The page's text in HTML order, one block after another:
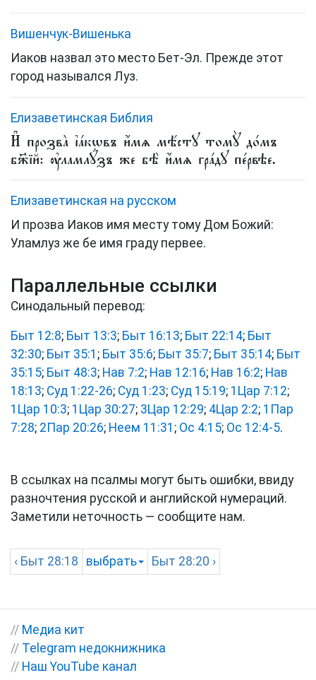
Вишенчук-Вишенька
Иаков назвал это место Бет-Эл. Прежде этот
город назывался Луз.
Елизаветинская Библия
И҆ прозва̀ і҆а́кѡвъ и҆́мѧ мѣ́стꙋ томꙋ̀ до́мъ
бж҃їй: ᲂу҆ламлꙋ́зъ же бѣ̀ и҆́мѧ гра́дꙋ пе́рвѣе.
Елизаветинская на русском
И прозва Иаков имя месту тому Дом Божий:
Уламлуз же бе имя граду первее.
Параллельные ссылки
Синодальный перевод:
Быт 12:8; Быт 13:3; Быт 16:13; Быт 22:14; Быт
32:30; Быт 35:1 ; Быт 35:6; Быт 35:7; Быт 35:14; Быт
35:15; Быт 48:3; Нав 7:2; Нав 12:16; Нав 16:2; Нав
18:13; Суд 1:22-26; Суд 1:23; Суд 15:19; 1Цар 7:12;
1Цар 10:3; 1Цар 30:27; 3Цар 12:29; 4Цар 2:2; 1Пар
7:28; 2Пар 20:26; Неем 11:31 ; Ос 4:15; Ос 12:4-5.
В ссылках на псалмы могут быть ошибки, ввиду
разночтения русской и английской нумераций.
Заметили неточность — сообщите нам.
‹ Быт 28:18 выбрать Быт 28:20 ›
// Медиа кит
// Telegram недокнижника
// Наш YouTube канал